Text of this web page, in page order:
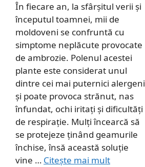
În fiecare an, la sfârșitul verii și
începutul toamnei, mii de
moldoveni se confruntă cu
simptome neplăcute provocate
de ambrozie. Polenul acestei
plante este considerat unul
dintre cei mai puternici alergeni
și poate provoca strănut, nas
înfundat, ochi iritați și dificultăți
de respirație. Mulți încearcă să
se protejeze ținând geamurile
închise, însă această soluție
vine … Citește mai mult